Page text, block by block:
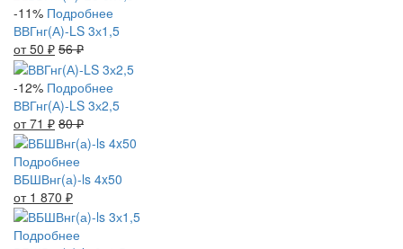
-11% Подробнее
ВВГнг(А)-LS 3х1,5
от 50 ₽ 56₽
-12% Подробнее
ВВГнг(А)-LS 3х2,5
от 71 ₽ 80₽
Подробнее
ВБШВнг(а)-ls 4x50
от 1 870 ₽
Подробнее